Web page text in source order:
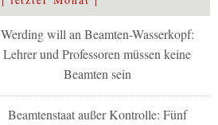
Werding will an Beamten-Wasserkopf:
Lehrer und Professoren müssen keine
Beamten sein
Beamtenstaat außer Kontrolle: Fünf